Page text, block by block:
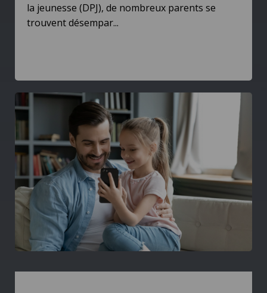
la jeunesse (DPJ), de nombreux parents se
trouvent désempar...